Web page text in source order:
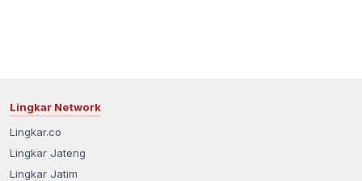
Lingkar Network
Lingkar.co
Lingkar Jateng
Lingkar Jatim